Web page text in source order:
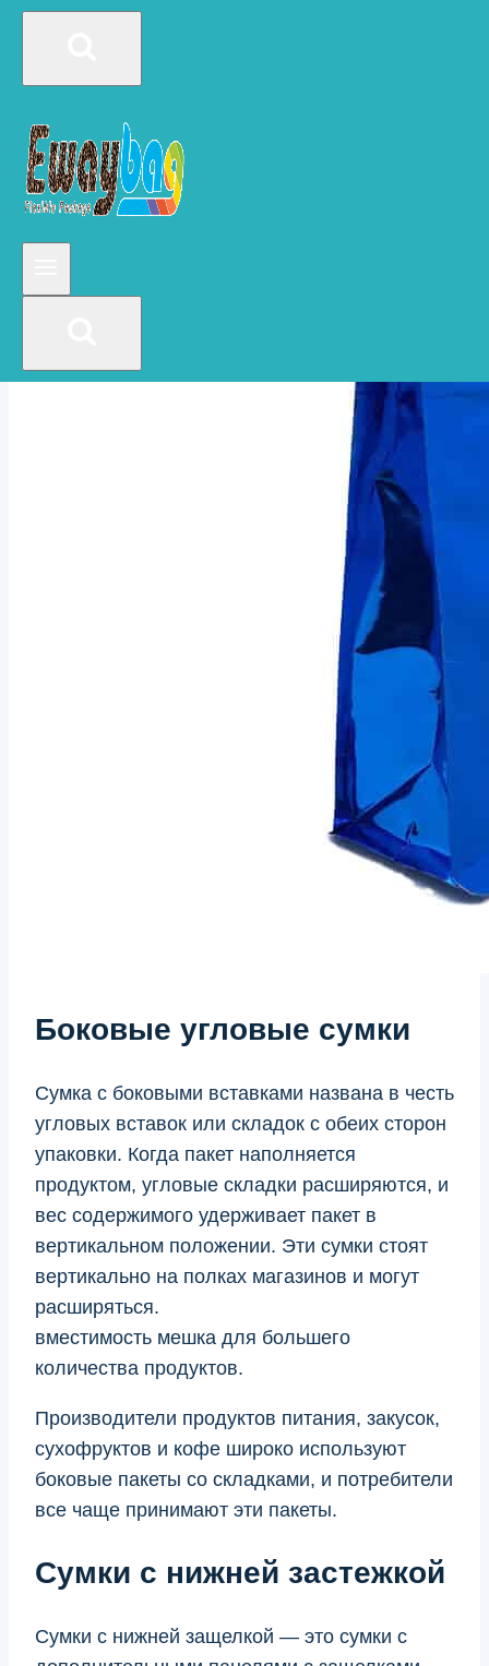
была красивой и практичной, более любимой
потребителями.
Боковые угловые сумки
Сумка с боковыми вставками названа в честь
угловых вставок или складок с обеих сторон
упаковки. Когда пакет наполняется
продуктом, угловые складки расширяются, и
вес содержимого удерживает пакет в
вертикальном положении. Эти сумки стоят
вертикально на полках магазинов и могут
расширяться.
вместимость мешка для большего
количества продуктов.
Производители продуктов питания, закусок,
сухофруктов и кофе широко используют
боковые пакеты со складками, и потребители
все чаще принимают эти пакеты.
Сумки с нижней застежкой
Сумки с нижней защелкой — это сумки с